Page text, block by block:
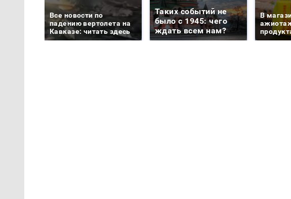
Все новости по
падению вертолета на
Кавказе: читать здесь
Таких событий не
было с 1945: чего
ждать всем нам?
В